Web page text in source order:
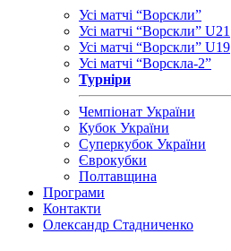
Усі матчі “Ворскли”
Усі матчі “Ворскли” U21
Усі матчі “Ворскли” U19
Усі матчі “Ворскла-2”
Турніри
Чемпіонат України
Кубок України
Суперкубок України
Єврокубки
Полтавщина
Програми
Контакти
Олександр Стадниченко